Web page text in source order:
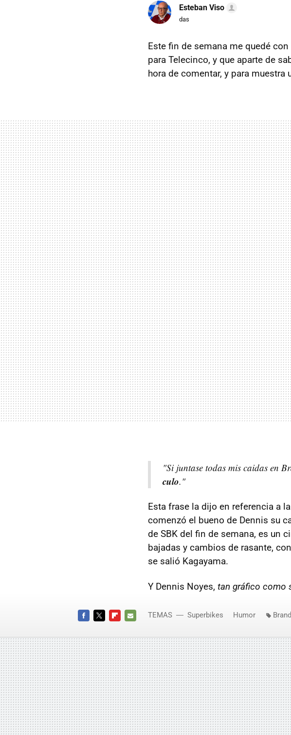
Esteban Viso
das
Este fin de semana me quedé con
para Telecinco, y que aparte de
hora de comentar, y para
"Si juntase todas mis caidas en
culo."
Esta frase la dijo en referencia a
comenzó el bueno de Dennis su
de SBK del fin de semana, es un
bajadas y cambios de rasante,
se salió Kagayama.
Y Dennis Noyes, tan gráfico como
MAIL
TEMAS Superbikes Humor